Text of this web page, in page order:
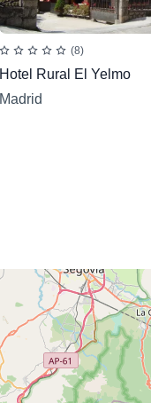
(8)
Hotel Rural El Yelmo
Madrid